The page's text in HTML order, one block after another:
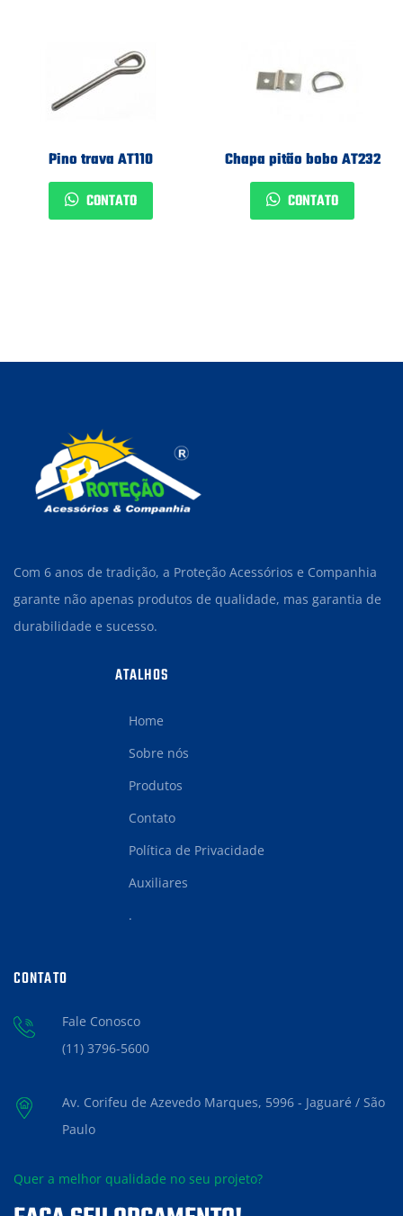
Pino trava AT110
CONTATO
Chapa pitão bobo AT232
CONTATO
Com 6 anos de tradição, a Proteção Acessórios e Companhia
garante não apenas produtos de qualidade, mas garantia de
durabilidade e sucesso.
ATALHOS
Home
Sobre nós
Produtos
Contato
Política de Privacidade
Auxiliares
.
CONTATO
Fale Conosco
(11) 3796-5600
Av. Corifeu de Azevedo Marques, 5996 - Jaguaré / São
Paulo
Quer a melhor qualidade no seu projeto?